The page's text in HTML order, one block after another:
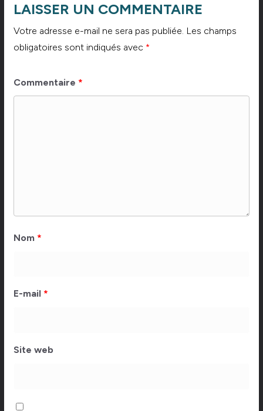
LAISSER UN COMMENTAIRE
Votre adresse e-mail ne sera pas publiée. Les champs
obligatoires sont indiqués avec *
Commentaire *
Nom *
E-mail *
Site web